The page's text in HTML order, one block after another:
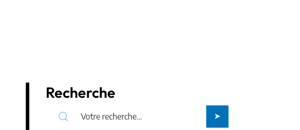
Recherche